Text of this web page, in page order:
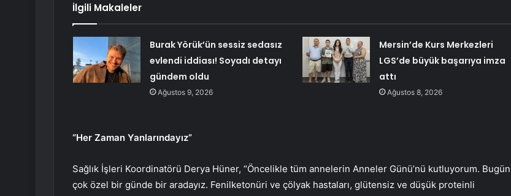
İlgili Makaleler
Burak Yörük’ün sessiz sedasız
evlendi iddiası! Soyadı detayı
gündem oldu
Ağustos 9, 2026
Mersin’de Kurs Merkezleri
LGS’de büyük başarıya imza
attı
Ağustos 8, 2026
“Her Zaman Yanlarındayız”
Sağlık İşleri Koordinatörü Derya Hüner, “Öncelikle tüm annelerin Anneler Günü’nü kutluyorum. Bugün
çok özel bir günde bir aradayız. Fenilketonüri ve çölyak hastaları, glütensiz ve düşük proteinli